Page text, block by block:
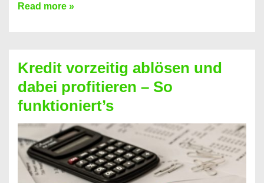
Ganz
Kredit
berechnen
–
Mit
diesen
Regeln!
Read more »
Kredit vorzeitig ablösen und
dabei profitieren – So
funktioniert’s